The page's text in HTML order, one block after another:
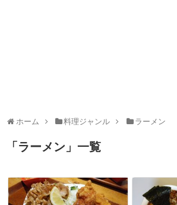
ホーム 料理ジャンル ラーメン
「 ラーメン 」 一覧